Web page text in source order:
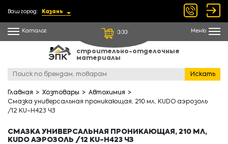
Ваш город: Казань
Каталог 0.00 Меню
строительно-отделочные
материалы
Искать
Главная Хозтовары
Автохимия
Смазка универсальная проникающая, 210 мл, KUDO аэрозоль
/12 KU-H423 ЧЗ
СМАЗКА УНИВЕРСАЛЬНАЯ ПРОНИКАЮЩАЯ, 210 МЛ,
KUDO АЭРОЗОЛЬ /12 KU-H423 ЧЗ